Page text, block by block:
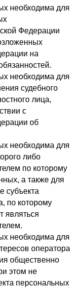
необходима для
Федерации
на
необходима для
судебного
лица,
с
об
необходима для
либо
по которому
а также для
субъекта
по которому
являться
необходима для
оператора
общественно
этом не
персональных